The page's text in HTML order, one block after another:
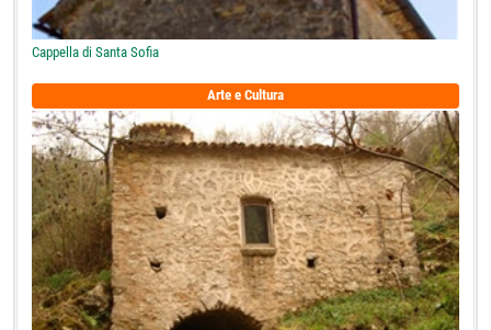
Cappella di Santa Sofia
Arte e Cultura